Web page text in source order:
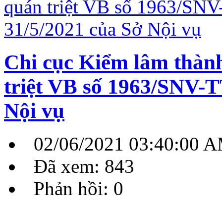
Chi cục Kiểm lâm
triệt VB số 1963/SNV-
Nội vụ
02/06/2021 03:40:00
Đã xem: 843
Phản hồi: 0